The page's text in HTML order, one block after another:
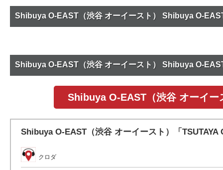
Shibuya O-EAST（渋谷 オーイースト） Shibuya O-
Shibuya O-EAST（渋谷 オーイースト） Shibuya O-
Shibuya O-EAST（渋谷 オーイ
Shibuya O-EAST（渋谷 オーイースト）「
クロダ